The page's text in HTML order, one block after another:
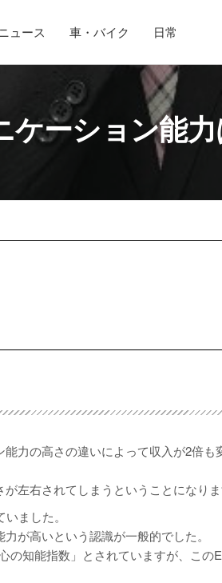
ュース 車・バイク 日常
ケーション能
力の高さの違いによって収入が2倍も
左右されてしまうということになりま
ました。
が高いという認識が一般的でした。
の知能指数」とされていますが、この